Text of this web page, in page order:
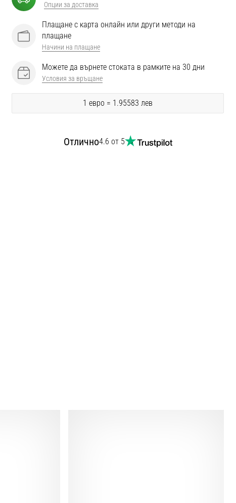
Опции за доставка
Плащане с карта онлайн или други методи на
плащане
Начини на плащане
Можете да върнете стоката в рамките на 30 дни
Условия за връщане
1 евро = 1.95583 лев
Отлично4.6 от 5